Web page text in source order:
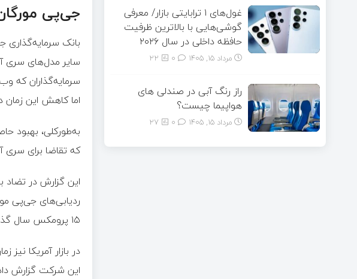
جی‌پی مورگان
اما کاهش این
که تقاضا برای سری آیفون ۱۶ اپل همچنان
این گزارش در
۱۵ پرومکس سال گذشته ۱۹ روز بود.
در بازار آمریکا
غول‌های ۱ ترابایتی بازار/ معرفی
گوشی‌هایی با بالاترین ظرفیت
حافظه داخلی در سال ۲۰۲۶
مرداد ۱۵, ۱۴۰۵ 22
راز رنگ آبی در صندلی های
هواپیما چیست؟
مرداد ۱۵, ۱۴۰۵ 27